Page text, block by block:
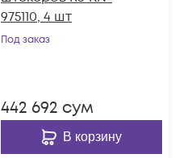
975110, 4 шт
Под заказ
442 692 сум
В корзину